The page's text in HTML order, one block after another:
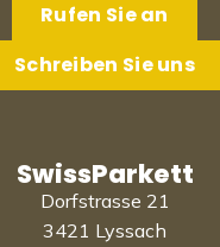
Rufen Sie an
Schreiben Sie uns
SwissParkett
Dorfstrasse 21
3421 Lyssach